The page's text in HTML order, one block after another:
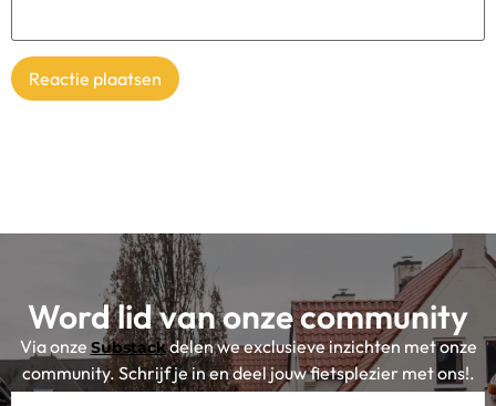
Word lid van onze community
Via onze Substackdelen we exclusieve inzichten met onze
community. Schrijf je in en deel jouw fietsplezier met ons!.